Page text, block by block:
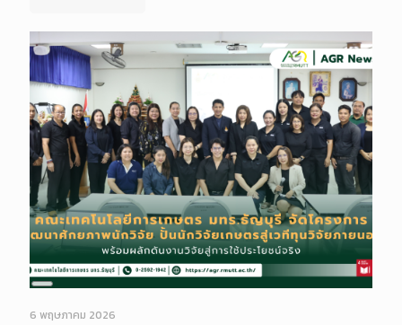
Long
Description
6 พฤษภาคม 2026